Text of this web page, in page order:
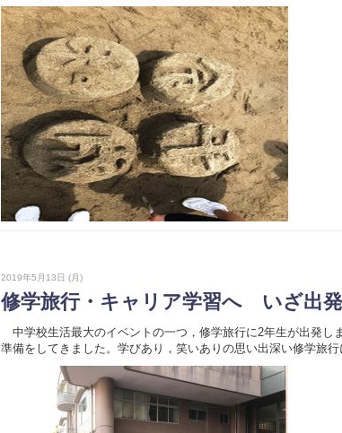
2019年5月13日 (月)
修学旅行・キャリア学習へ いざ出発
中学校生活最大のイベントの一つ，修学旅行に2年生が出発し
準備をしてきました。学びあり，笑いありの思い出深い修学旅